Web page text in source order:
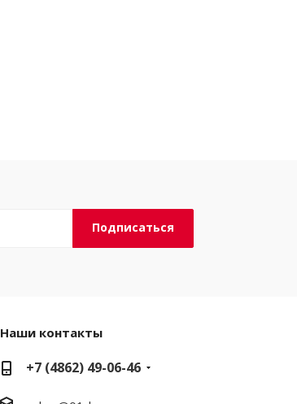
Наши контакты
+7 (4862) 49-06-46